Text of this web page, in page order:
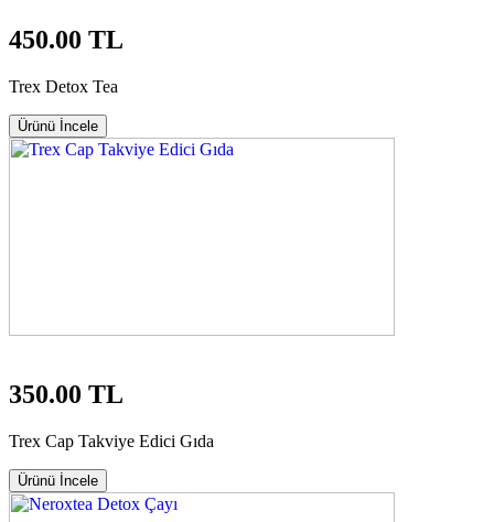
450.00 TL
Trex Detox Tea
Ürünü İncele
350.00 TL
Trex Cap Takviye Edici Gıda
Ürünü İncele